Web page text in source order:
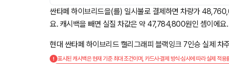
싼타페 하이브리드을(를) 일시불로 결제하면 차량가
요. 캐시백을 빼면 실질 차값은 약 47,784,800원인 셈이에
현대 싼타페 하이브리드 캘리그래피 블랙잉크 7인승 실제 차
표시된 캐시백은 현재 기준 최대 조건이며, 카드사·결제 방식·심사에 따라 실제 적